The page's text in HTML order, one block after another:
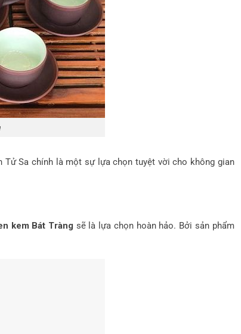
Sa chính là một sự lựa chọn tuyệt vời cho không gian
kem Bát Tràng sẽ là lựa chọn hoàn hảo. Bởi sản phẩm